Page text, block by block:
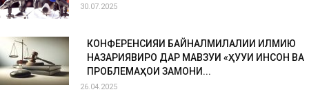
30.07.2025
КОНФЕРЕНСИЯИ БАЙНАЛМИЛАЛИИ ИЛМИЮ
НАЗАРИЯВИРО ДАР МАВЗУИ «ҲУҚУҚИ ИНСОН ВА
ПРОБЛЕМАҲОИ ЗАМОНИ...
26.04.2025